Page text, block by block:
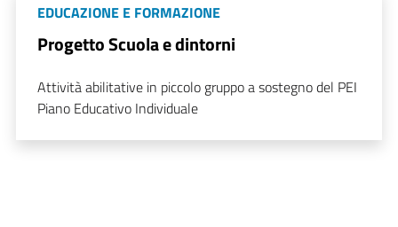
EDUCAZIONE E FORMAZIONE
Progetto Scuola e dintorni
Attività abilitative in piccolo gruppo a sostegno del PEI
Piano Educativo Individuale